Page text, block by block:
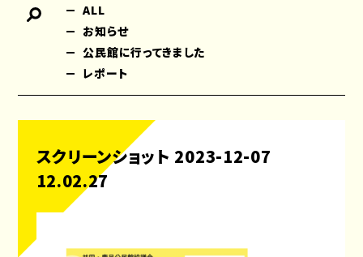
ALL
お知らせ
公民館に行ってきました
レポート
スクリーンショット 2023-12-07
12.02.27